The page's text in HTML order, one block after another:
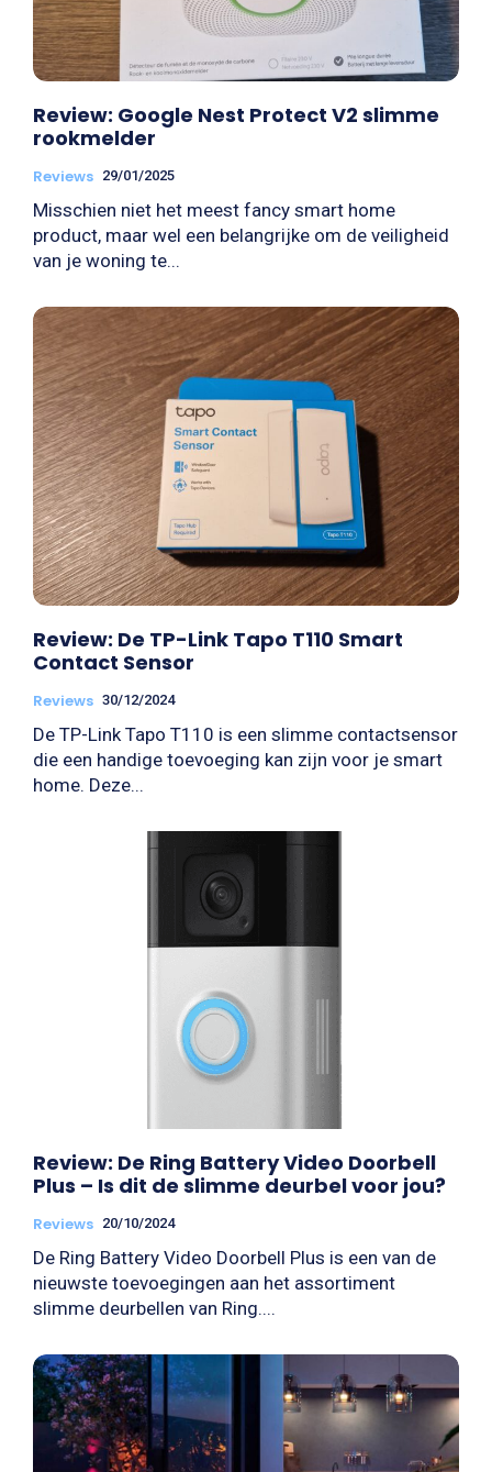
Review: Google Nest Protect V2 slimme
rookmelder
Reviews 29/01/2025
Misschien niet het meest fancy smart home
product, maar wel een belangrijke om de veiligheid
van je woning te...
Review: De TP-Link Tapo T110 Smart
Contact Sensor
Reviews 30/12/2024
De TP-Link Tapo T110 is een slimme contactsensor
die een handige toevoeging kan zijn voor je smart
home. Deze...
Review: De Ring Battery Video Doorbell
Plus – Is dit de slimme deurbel voor jou?
Reviews 20/10/2024
De Ring Battery Video Doorbell Plus is een van de
nieuwste toevoegingen aan het assortiment
slimme deurbellen van Ring....